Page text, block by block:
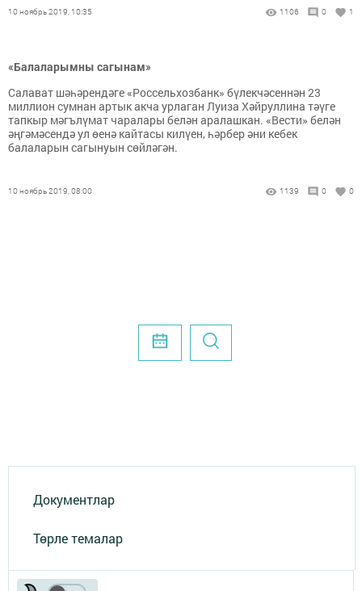
10 ноябрь 2019, 10:35 1106 0 1
«Балаларымны сагынам»
Салават шәһәрендәге «Россельхозбанк» бүлекчәсеннән 23
миллион сумнан артык акча урлаган Луиза Хәйруллина тәүге
тапкыр мәгълүмат чаралары белән аралашкан. «Вести» белән
әңгәмәсендә ул өенә кайтасы килүен, һәрбер әни кебек
балаларын сагынуын сөйләгән.
10 ноябрь 2019, 08:00 1139 0 0
Документлар
Төрле темалар